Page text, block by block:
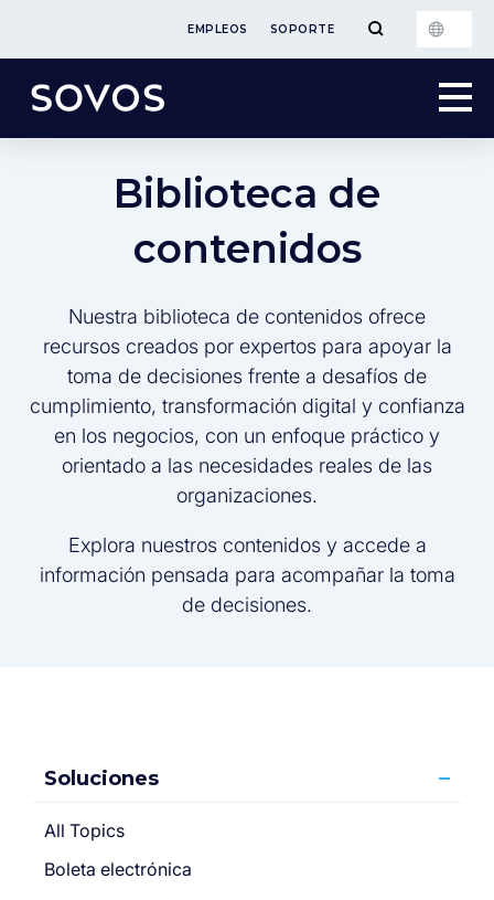
EMPLEOS SOPORTE
Biblioteca de
contenidos
Nuestra biblioteca de contenidos ofrece
recursos creados por expertos para apoyar la
toma de decisiones frente a desafíos de
cumplimiento, transformación digital y confianza
en los negocios, con un enfoque práctico y
orientado a las necesidades reales de las
organizaciones.
Explora nuestros contenidos y accede a
información pensada para acompañar la toma
de decisiones.
Soluciones
All Topics
Boleta electrónica